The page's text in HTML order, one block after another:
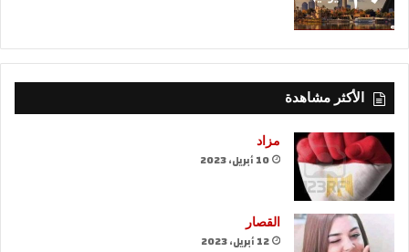
الأكثر مشاهدة
مزاد
10 أبريل، 2023
القصار
12 أبريل، 2023